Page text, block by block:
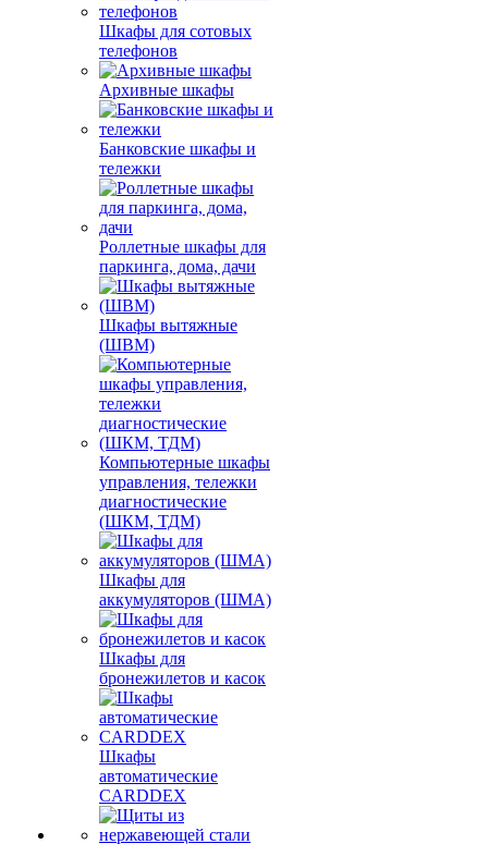
Шкафы для сотовых
телефонов
Архивные шкафы
Банковские шкафы и
тележки
Роллетные шкафы для
паркинга, дома, дачи
Шкафы вытяжные
(ШВМ)
Компьютерные шкафы
управления, тележки
диагностические
(ШКМ, ТДМ)
Шкафы для
аккумуляторов (ШМА)
Шкафы для
бронежилетов и касок
Шкафы
автоматические
CARDDEX